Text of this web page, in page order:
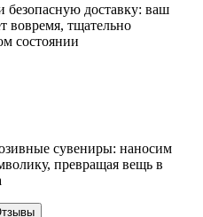
доставку: ваш
вовремя, тщательно
состоянии
сувениры: наносим
превращая вещь в